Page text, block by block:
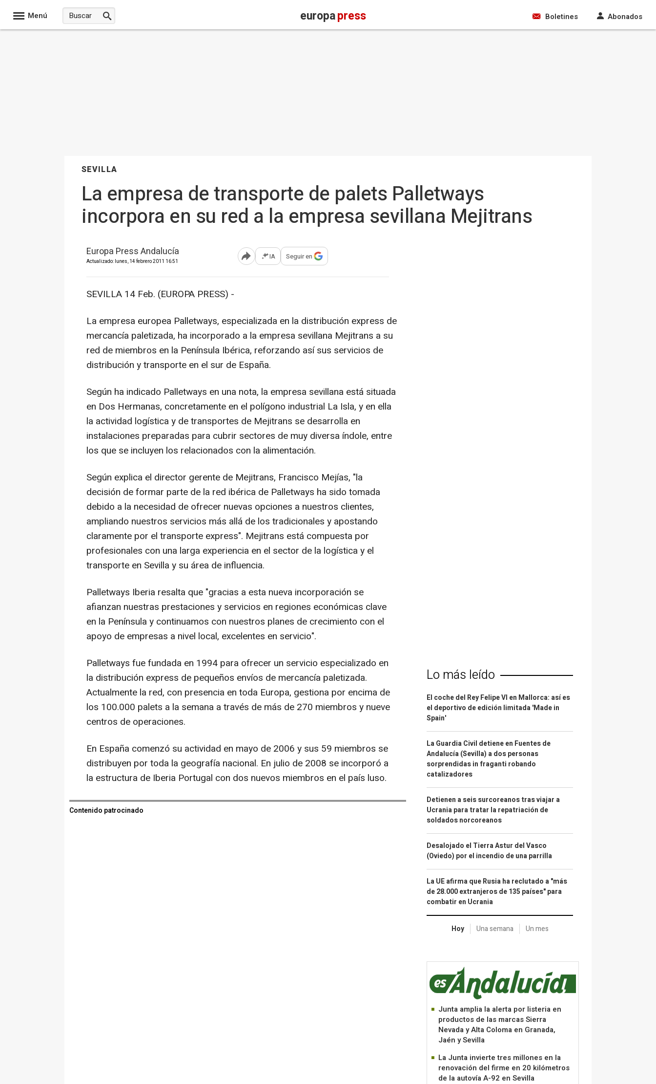
Menú europapress Boletines Abonados
SEVILLA
La empresa de transporte de palets Palletways
incorpora en su red a la empresa sevillana Mejitrans
Europa Press Andalucía
Actualizado: lunes, 14 febrero 2011 16:51 Abrir opciones para compartir
IA Seguir en
SEVILLA 14 Feb. (EUROPA PRESS) -
La empresa europea Palletways, especializada en la distribución express de
mercancía paletizada, ha incorporado a la empresa sevillana Mejitrans a su
red de miembros en la Península Ibérica, reforzando así sus servicios de
distribución y transporte en el sur de España.
Según ha indicado Palletways en una nota, la empresa sevillana está situada
en Dos Hermanas, concretamente en el polígono industrial La Isla, y en ella
la actividad logística y de transportes de Mejitrans se desarrolla en
instalaciones preparadas para cubrir sectores de muy diversa índole, entre
los que se incluyen los relacionados con la alimentación.
Según explica el director gerente de Mejitrans, Francisco Mejías, "la
decisión de formar parte de la red ibérica de Palletways ha sido tomada
debido a la necesidad de ofrecer nuevas opciones a nuestros clientes,
ampliando nuestros servicios más allá de los tradicionales y apostando
claramente por el transporte express". Mejitrans está compuesta por
profesionales con una larga experiencia en el sector de la logística y el
transporte en Sevilla y su área de influencia.
Palletways Iberia resalta que "gracias a esta nueva incorporación se
afianzan nuestras prestaciones y servicios en regiones económicas clave
en la Península y continuamos con nuestros planes de crecimiento con el
apoyo de empresas a nivel local, excelentes en servicio".
Palletways fue fundada en 1994 para ofrecer un servicio especializado en
la distribución express de pequeños envíos de mercancía paletizada.
Actualmente la red, con presencia en toda Europa, gestiona por encima de
los 100.000 palets a la semana a través de más de 270 miembros y nueve
centros de operaciones.
En España comenzó su actividad en mayo de 2006 y sus 59 miembros se
distribuyen por toda la geografía nacional. En julio de 2008 se incorporó a
la estructura de Iberia Portugal con dos nuevos miembros en el país luso.
Contenido patrocinado
Lo más leído
El coche del Rey Felipe VI en Mallorca: así es
el deportivo de edición limitada 'Made in
Spain'
La Guardia Civil detiene en Fuentes de
Andalucía (Sevilla) a dos personas
sorprendidas in fraganti robando
catalizadores
Detienen a seis surcoreanos tras viajar a
Ucrania para tratar la repatriación de
soldados norcoreanos
Desalojado el Tierra Astur del Vasco
(Oviedo) por el incendio de una parrilla
La UE afirma que Rusia ha reclutado a "más
de 28.000 extranjeros de 135 países" para
combatir en Ucrania
Hoy Una semana Un mes
Junta amplia la alerta por listeria en
productos de las marcas Sierra
Nevada y Alta Coloma en Granada,
Jaén y Sevilla
La Junta invierte tres millones en la
renovación del firme en 20 kilómetros
de la autovía A-92 en Sevilla